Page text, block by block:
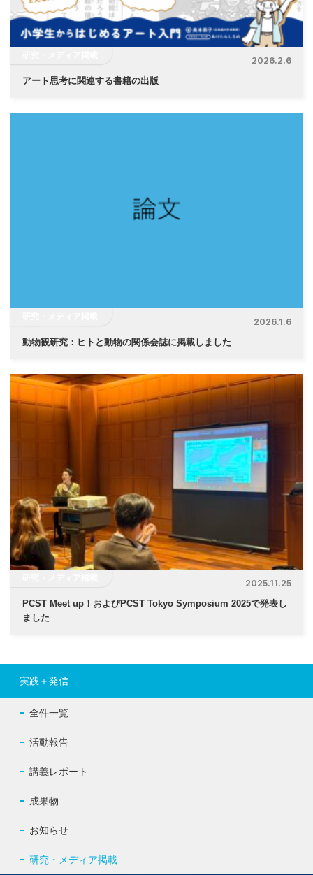
2026.2.6
アート思考に関連する書籍の出版
2026.1.6
動物観研究：ヒトと動物の関係会誌に掲載しました
2025.11.25
PCST Meet up！およびPCST Tokyo Symposium 2025で発表し
ました
実践＋発信
全件一覧
活動報告
講義レポート
成果物
お知らせ
研究・メディア掲載